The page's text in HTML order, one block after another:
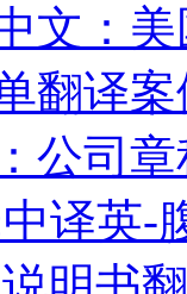
文：
翻译案
公司
译英-